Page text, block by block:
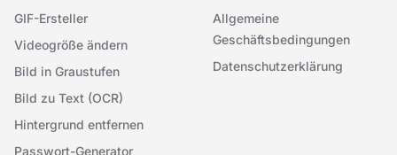
GIF-Ersteller
Videogröße ändern
Bild in Graustufen
Bild zu Text (OCR)
Hintergrund entfernen
Passwort-Generator
Allgemeine
Geschäftsbedingungen
Datenschutzerklärung